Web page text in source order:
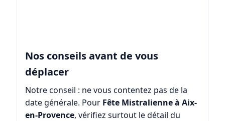
Nos conseils avant de vous
déplacer
Notre conseil : ne vous contentez pas de la
date générale. Pour Fête Mistralienne à Aix-
en-Provence, vérifiez surtout le détail du